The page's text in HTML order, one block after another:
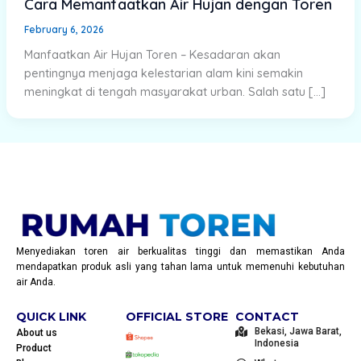
Cara Memanfaatkan Air Hujan dengan Toren
February 6, 2026
Manfaatkan Air Hujan Toren – Kesadaran akan
pentingnya menjaga kelestarian alam kini semakin
meningkat di tengah masyarakat urban. Salah satu […]
Menyediakan toren air berkualitas tinggi dan memastikan Anda
mendapatkan produk asli yang tahan lama untuk memenuhi kebutuhan
air Anda.
QUICK LINK
About us
Product
OFFICIAL STORE CONTACT
Bekasi, Jawa Barat,
Indonesia